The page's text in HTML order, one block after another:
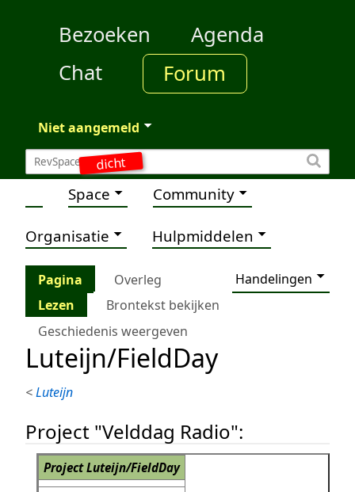
dicht
Bezoeken
Agenda
Chat
Forum
Niet aangemeld
Space Community
Organisatie Hulpmiddelen
Pagina Overleg
Handelingen
Lezen
Brontekst bekijken
Geschiedenis weergeven
Luteijn/FieldDay
<Luteijn
Project "Velddag Radio":
Project Luteijn/FieldDay